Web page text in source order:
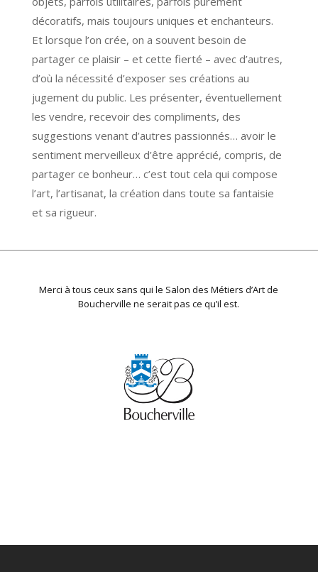
décoratifs, mais toujours uniques et enchanteurs.
Et lorsque l’on crée, on a souvent besoin de
partager ce plaisir – et cette fierté – avec d’autres,
d’où la nécessité d’exposer ses créations au
jugement du public. Les présenter, éventuellement
les vendre, recevoir des compliments, des
suggestions venant d’autres passionnés… avoir le
sentiment merveilleux d’être apprécié, compris, de
partager ce bonheur… c’est tout cela qui compose
l’art, l’artisanat, la création dans toute sa fantaisie
et sa rigueur.
Merci à tous ceux sans qui le Salon des Métiers d’Art de
Boucherville ne serait pas ce qu’il est.